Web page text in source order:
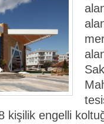
kişilik engelli